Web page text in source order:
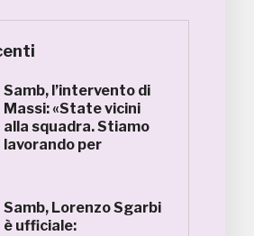
Samb, l’intervento di
Massi: «State vicini
alla squadra. Stiamo
lavorando per
Samb, Lorenzo Sgarbi
è ufficiale: